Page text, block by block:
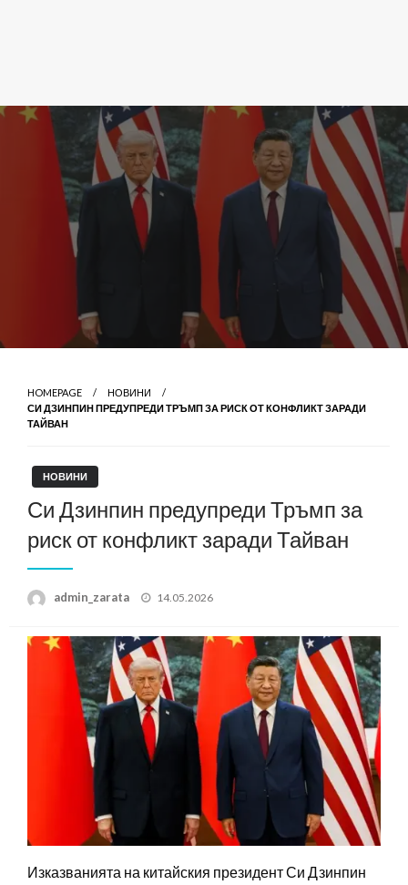
HOMEPAGE
НОВИНИ
СИ ДЗИНПИН ПРЕДУПРЕДИ ТРЪМП ЗА РИСК ОТ КОНФЛИКТ ЗАРАДИ
ТАЙВАН
НОВИНИ
Си Дзинпин предупреди Тръмп за
риск от конфликт заради Тайван
admin_zarata
Posted
14.05.2026
Изказванията на китайския президент Си Дзинпин